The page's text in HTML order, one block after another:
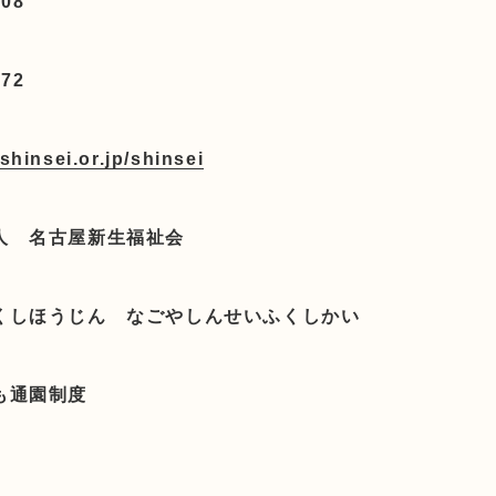
shinsei
名古屋新生福祉会
しほうじん なごやしんせいふくしかい
通園制度